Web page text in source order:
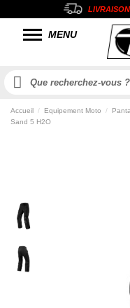
MENU
Accueil Equipement Moto
Sand 5 H2O